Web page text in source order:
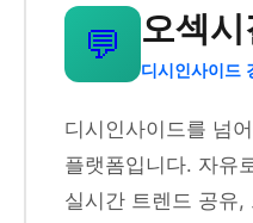
💬 오섹시
디시인사이드
디시인사이드를 넘
플랫폼입니다. 자유
실시간 트렌드 공유,